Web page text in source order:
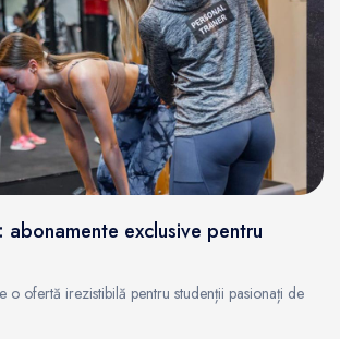
abonamente exclusive pentru
o ofertă irezistibilă pentru studenții pasionați de